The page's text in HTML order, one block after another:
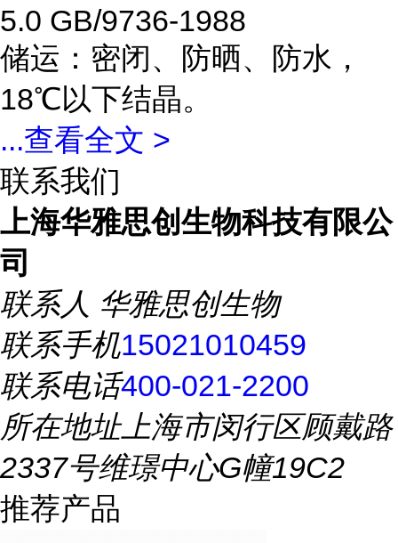
5.0 GB/9736-1988
储运：密闭、防晒、防水，
18℃以下结晶。
...查看全文 >
联系我们
上海华雅思创生物科技有限公
司
联系人 华雅思创生物
联系手机15021010459
联系电话400-021-2200
所在地址上海市闵行区顾戴路
2337号维璟中心G幢19C2
推荐产品